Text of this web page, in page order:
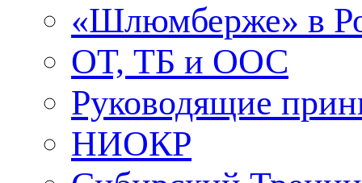
«Шлюмберже» в
ОТ, ТБ и ООС
Руководящие
НИОКР